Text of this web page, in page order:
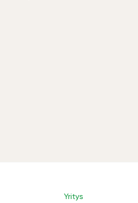
Yritys